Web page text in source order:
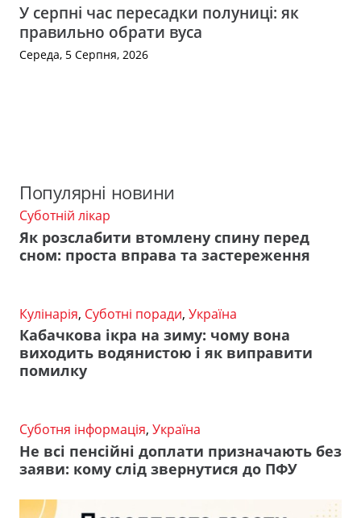
У серпні час пересадки полуниці: як
правильно обрати вуса
Середа, 5 Серпня, 2026
Популярні новини
Суботній лікар
Як розслабити втомлену спину перед
сном: проста вправа та застереження
Кулінарія, Суботні поради, Україна
Кабачкова ікра на зиму: чому вона
виходить водянистою і як виправити
помилку
Суботня інформація, Україна
Не всі пенсійні доплати призначають без
заяви: кому слід звернутися до ПФУ